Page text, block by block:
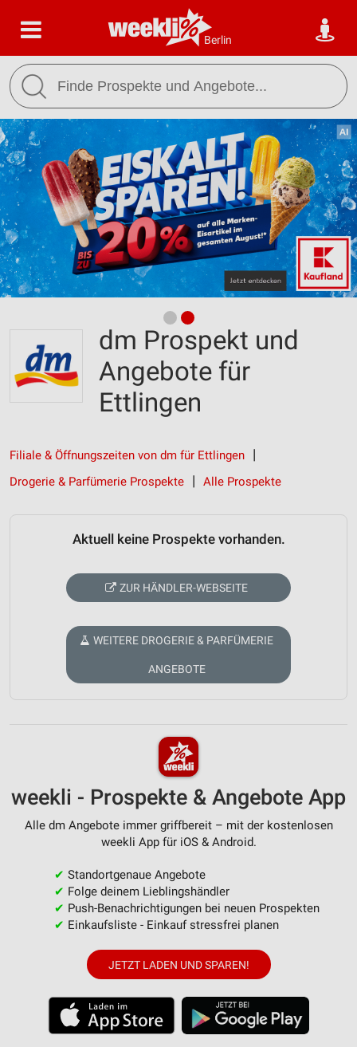
Berlin
dm Prospekt und
Angebote für
Ettlingen
Filiale & Öffnungszeiten von dm für Ettlingen
Drogerie & Parfümerie Prospekte
Alle Prospekte
Aktuell keine Prospekte vorhanden.
ZUR HÄNDLER-WEBSEITE
WEITERE DROGERIE & PARFÜMERIE
ANGEBOTE
weekli - Prospekte & Angebote App
Alle dm Angebote immer griffbereit – mit der kostenlosen
weekli App für iOS & Android.
✔ Standortgenaue Angebote
✔ Folge deinem Lieblingshändler
✔ Push-Benachrichtigungen bei neuen Prospekten
✔ Einkaufsliste - Einkauf stressfrei planen
JETZT LADEN UND SPAREN!